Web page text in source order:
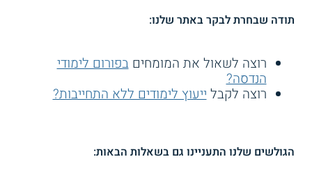
תודה שבחרת לבקר באתר שלנו:
רוצה לשאול את המומחיםבפורום לימודי
הנדסה?
רוצה לקבלייעוץ לימודים ללא התחייבות?
הגולשים שלנו התעניינו גם בשאלות הבאות: